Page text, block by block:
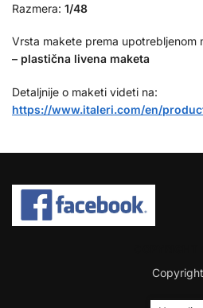
Razmera: 1/48
Vrsta makete prema upotrebljenom
– plastična livena maketa
Detaljnije o maketi videti na:
https://www.italeri.com/en/